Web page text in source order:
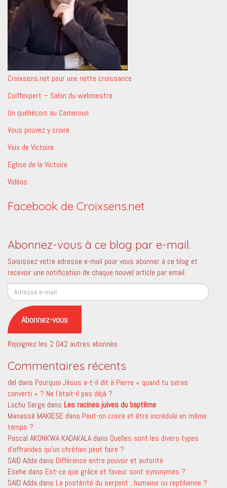
Croixsens.net pour une nette croissance
Coiffexpert – Salon du webmestre
Un québécois au Cameroun
Vous pouvez y croire
Voix de Victoire
Eglise de la Victoire
Vidéos
Facebook de Croixsens.net
Abonnez-vous à ce blog par e-mail.
Saisissez votre adresse e-mail pour vous abonner à ce blog et
recevoir une notification de chaque nouvel article par email.
Adresse
e-
mail
Abonnez-vous
Rejoignez les 2 042 autres abonnés
Commentaires récents
del dans Pourquoi Jésus a-t-il dit à Pierre « quand tu seras
converti » ? Ne l’était-il pas déjà ?
Lochu Serge dans Les racines juives du baptême
Manassé MAKIESE dans Peut-on croire et être incrédule en même
temps ?
Pascal AKONKWA KADAKALA dans Quelles sont les divers types
d’offrandes qu’un chrétien peut faire ?
SAID Adda dans Différence entre pouvoir et autorité
Esehe dans Est-ce que grâce et faveur sont synonymes ?
SAID Adda dans La postérité du serpent ; humaine ou reptilienne ?